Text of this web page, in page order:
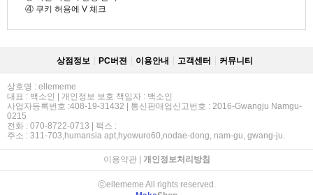
④ 쿠키 허용에 V 체크
상점정보 PC버젼 이용안내 고객센터 커뮤니티
상호명 : ellememe
대표 : 백소인 | 개인정보 보호 책임자 : 백소인
사업자등록번호 :408-19-31432 | 통신판매업신고번호 : 2016-Gwangju Namgu-
0215
전화 : 070-8722-0713 | 팩스 :
주소 : 311-703,humansia apt,hyowuro60,nodae-dong, nam-gu, gwang-ju.
이용약관| 개인정보처리방침
ⓒellememe All rights reserved.